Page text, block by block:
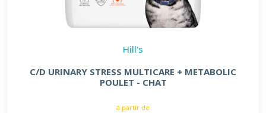
Hill's
C/D URINARY STRESS MULTICARE + METABOLIC
POULET - CHAT
à partir de